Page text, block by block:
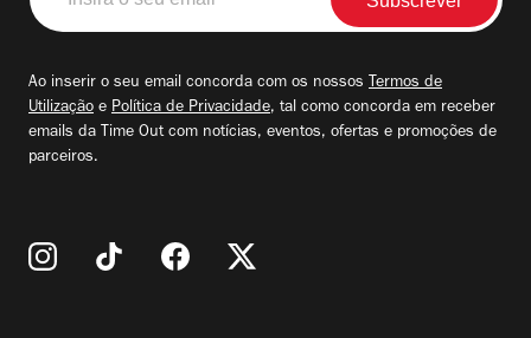
o
seu
Ao inserir o seu email concorda com os nossos Termos de
Utilização e Política de Privacidade, tal como concorda em receber
emails da Time Out com notícias, eventos, ofertas e promoções de
parceiros.